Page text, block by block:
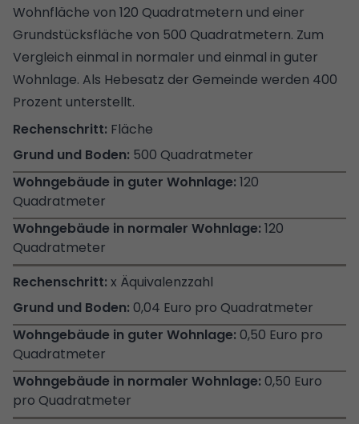
Wohnfläche von 120 Quadratmetern und einer
Grundstücksfläche von 500 Quadratmetern. Zum
Vergleich einmal in normaler und einmal in guter
Wohnlage. Als Hebesatz der Gemeinde werden 400
Prozent unterstellt.
Fläche
500 Quadratmeter
120
Quadratmeter
120
Quadratmeter
x Äquivalenzzahl
0,04 Euro pro Quadratmeter
0,50 Euro pro
Quadratmeter
0,50 Euro
pro Quadratmeter